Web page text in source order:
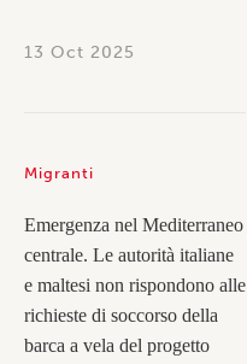
13 Oct 2025
Migranti
Emergenza nel Mediterraneo
centrale. Le autorità italiane
e maltesi non rispondono alle
richieste di soccorso della
barca a vela del progetto